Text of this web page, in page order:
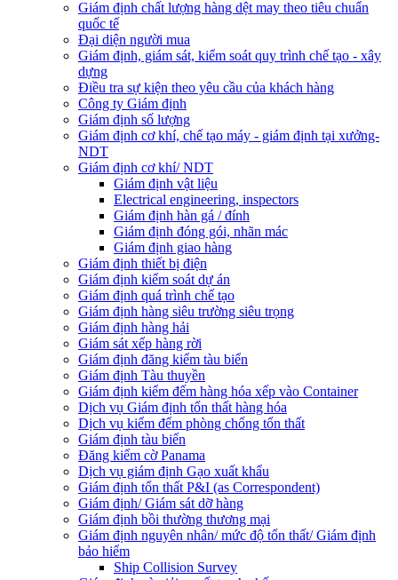
Giám định chất lượng hàng dệt may theo tiêu chuẩn
quốc tế
Đại diện người mua
Giám định, giám sát, kiểm soát quy trình chế tạo - xây
dựng
Điều tra sự kiện theo yêu cầu của khách hàng
Công ty Giám định
Giám định số lượng
Giám định cơ khí, chế tạo máy - giám định tại xưởng-
NDT
Giám định cơ khí/ NDT
Giám định vật liệu
Electrical engineering, inspectors
Giám định hàn gá / đính
Giám định đóng gói, nhãn mác
Giám định giao hàng
Giám định thiết bị điện
Giám định kiểm soát dự án
Giám định quá trình chế tạo
Giám định hàng siêu trường siêu trọng
Giám định hàng hải
Giám sát xếp hàng rời
Giám định đăng kiểm tàu biển
Giám định Tàu thuyền
Giám định kiểm đếm hàng hóa xếp vào Container
Dịch vụ Giám định tổn thất hàng hóa
Dịch vụ kiểm đếm phòng chống tổn thất
Giám định tàu biển
Đăng kiểm cờ Panama
Dịch vụ giám định Gạo xuất khẩu
Giám định tổn thất P&I (as Correspondent)
Giám định/ Giám sát dỡ hàng
Giám định bồi thường thương mại
Giám định nguyên nhân/ mức độ tổn thất/ Giám định
bảo hiểm
Ship Collision Survey